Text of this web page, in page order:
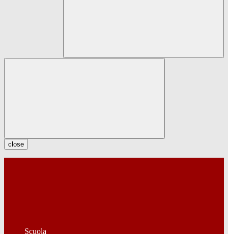
close
Scuola